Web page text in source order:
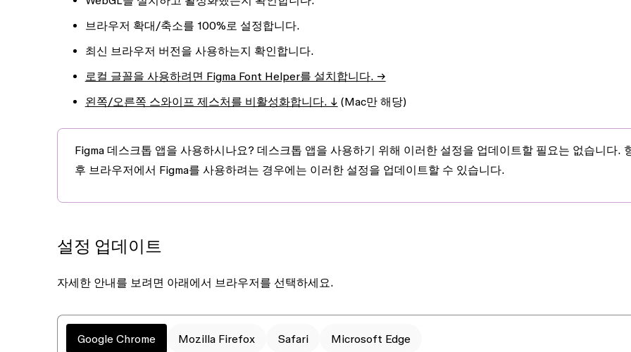
브라우저 확대/축소를 100%로 설정합니다.
최신 브라우저 버전을 사용하는지 확인합니다.
로컬 글꼴을 사용하려면 Figma Font Helper를 설치합니다. →
왼쪽/오른쪽 스와이프 제스처를 비활성화합니다. ↓ (Mac만 해당)
Figma 데스크톱 앱을 사용하시나요? 데스크톱 앱을 사용하기 위해 이러한 설정을 업데이트할 필요는 없습니다.
후 브라우저에서 Figma를 사용하려는 경우에는 이러한 설정을 업데이트할 수 있습니다.
설정 업데이트
자세한 안내를 보려면 아래에서 브라우저를 선택하세요.
Google Chrome Mozilla Firefox Safari Microsoft Edge